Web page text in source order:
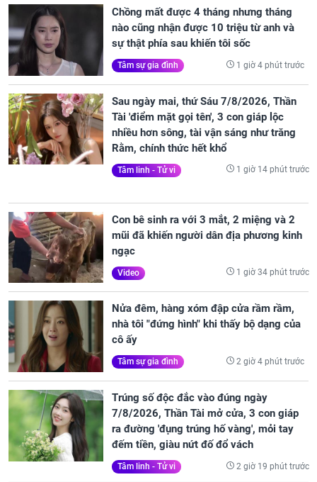
Chồng mất được 4 tháng nhưng tháng
nào cũng nhận được 10 triệu từ anh và
sự thật phía sau khiến tôi sốc
Tâm sự gia đình 1 giờ 4 phút trước
Sau ngày mai, thứ Sáu 7/8/2026, Thần
Tài 'điểm mặt gọi tên', 3 con giáp lộc
nhiều hơn sông, tài vận sáng như trăng
Rằm, chính thức hết khổ
Tâm linh - Tử vi 1 giờ 14 phút trước
Con bê sinh ra với 3 mắt, 2 miệng và 2
mũi đã khiến người dân địa phương kinh
ngạc
Video 1 giờ 34 phút trước
Nửa đêm, hàng xóm đập cửa rầm rầm,
nhà tôi "đứng hình" khi thấy bộ dạng của
cô ấy
Tâm sự gia đình 2 giờ 4 phút trước
Trúng số độc đắc vào đúng ngày
7/8/2026, Thần Tài mở cửa, 3 con giáp
ra đường 'đụng trúng hố vàng', mỏi tay
đếm tiền, giàu nứt đố đổ vách
Tâm linh - Tử vi 2 giờ 19 phút trước